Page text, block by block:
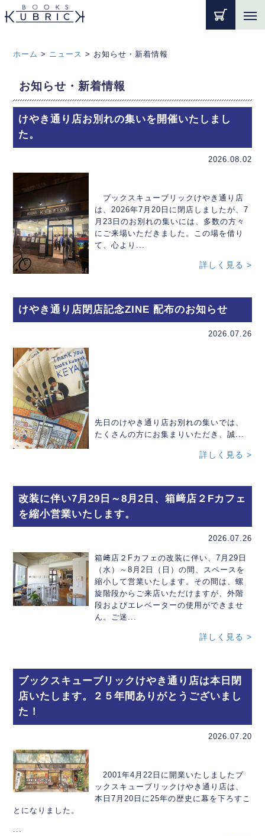
ホーム > ニュース > お知らせ・新着情報
お知らせ・新着情報
けやき通り店お別れの集いを開催いたしまし
た。
2026.08.02
ブックスキューブリックけやき通り店
は、2026年7月20日に閉店しましたが、7
月23日のお別れの集いには、多数の方々
にご来場いただきました。この場を借り
て、心より...
詳しく見る >
けやき通り店閉店記念ZINE 配布のお知らせ
2026.07.26
先日のけやき通り店お別れの集いでは、
たくさんの方にお集まりいただき、誠...
詳しく見る >
改装に伴い7月29日～8月2日、箱﨑店２Fカフェ
を縮小営業いたします。
2026.07.26
箱﨑店２Fカフェの改装に伴い、7月29日
（水）～8月2日（日）の間、スペースを
縮小して営業いたします。その間は、螺
旋階段からご来店いただけますが、外階
段およびエレベーターの使用ができませ
ん。ご迷...
詳しく見る >
ブックスキューブリックけやき通り店は本日閉
店いたします。２５年間ありがとうございまし
た！
2026.07.20
2001年4月22日に開業いたしましたブ
ックスキューブリックけやき通り店は、
本日7月20日に25年の歴史に幕を下ろすこ
とになりました。
...